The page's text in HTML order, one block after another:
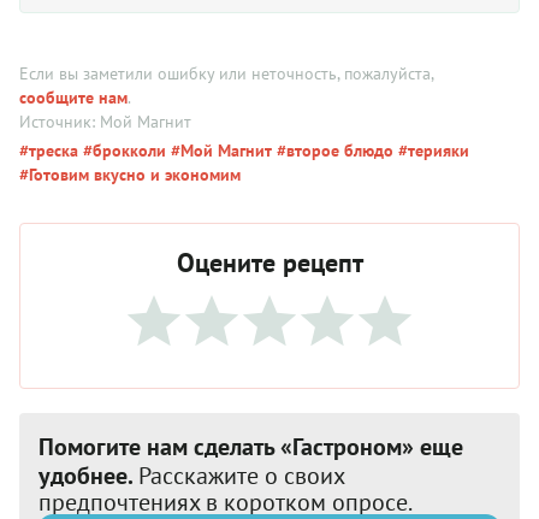
Если вы заметили ошибку или неточность, пожалуйста,
сообщите нам.
Источник: Мой Магнит
#треска #брокколи #Мой Магнит #второе блюдо #терияки
#Готовим вкусно и экономим
Оцените рецепт
Помогите нам сделать «Гастроном» еще
удобнее. Расскажите о своих
предпочтениях в коротком опросе.